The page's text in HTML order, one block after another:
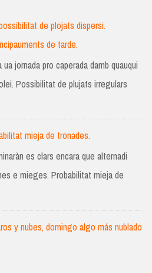
de plojats dispersi.
de tarde.
jornada pro caperada damb quauqui
Possibilitat de plujats irregulars
mieja de tronades.
es clars encara que alternadi
e mieges. Probabilitat mieja de
y nubes, domingo algo más nublado